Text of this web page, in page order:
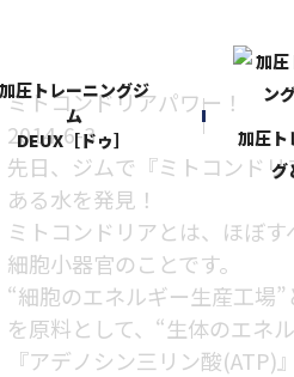
加圧トレーニングジ
ム
DEUX［ドゥ］
加圧ト
グ
ミトコンドリアパワー！
2014-6-3
先日、ジムで『ミトコンド
ある水を発見！
ミトコンドリアとは、ほぼ
細胞小器官のことです。
“細胞のエネルギー生産工場”
を原料として、“生体のエネ
『アデノシン三リン酸(ATP)